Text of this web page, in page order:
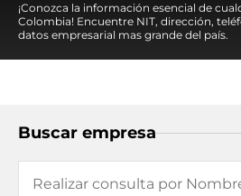
¡Conozca la información esencial de
Colombia! Encuentre NIT, dirección,
datos empresarial mas grande del país.
Buscar empresa